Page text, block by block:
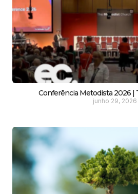
Conferência Metodista 2026 |
junho 29, 2026